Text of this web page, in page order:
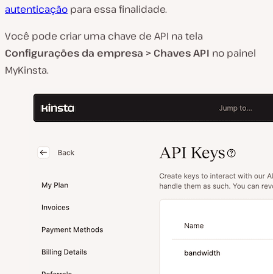
autenticação para essa finalidade.
Você pode criar uma chave de API na tela
Configurações da empresa > Chaves API no painel
MyKinsta.